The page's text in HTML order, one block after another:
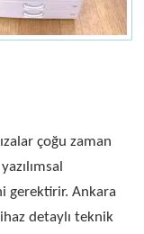
çoğu zaman
gerektirir. Ankara
detaylı teknik